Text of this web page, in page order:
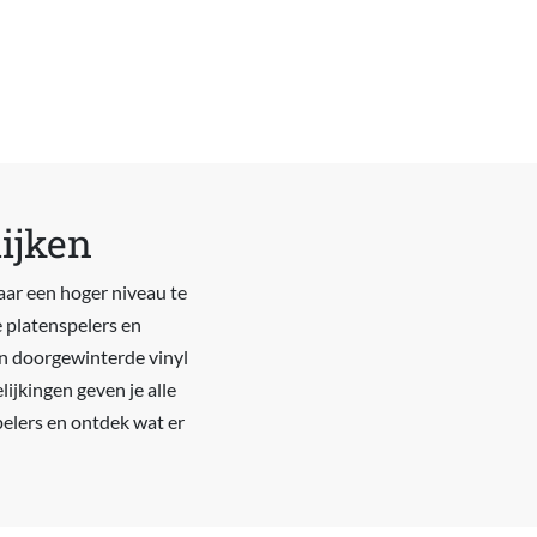
een hoger niveau te
en
doorgewinterde vinyl
geven je alle
en ontdek wat er